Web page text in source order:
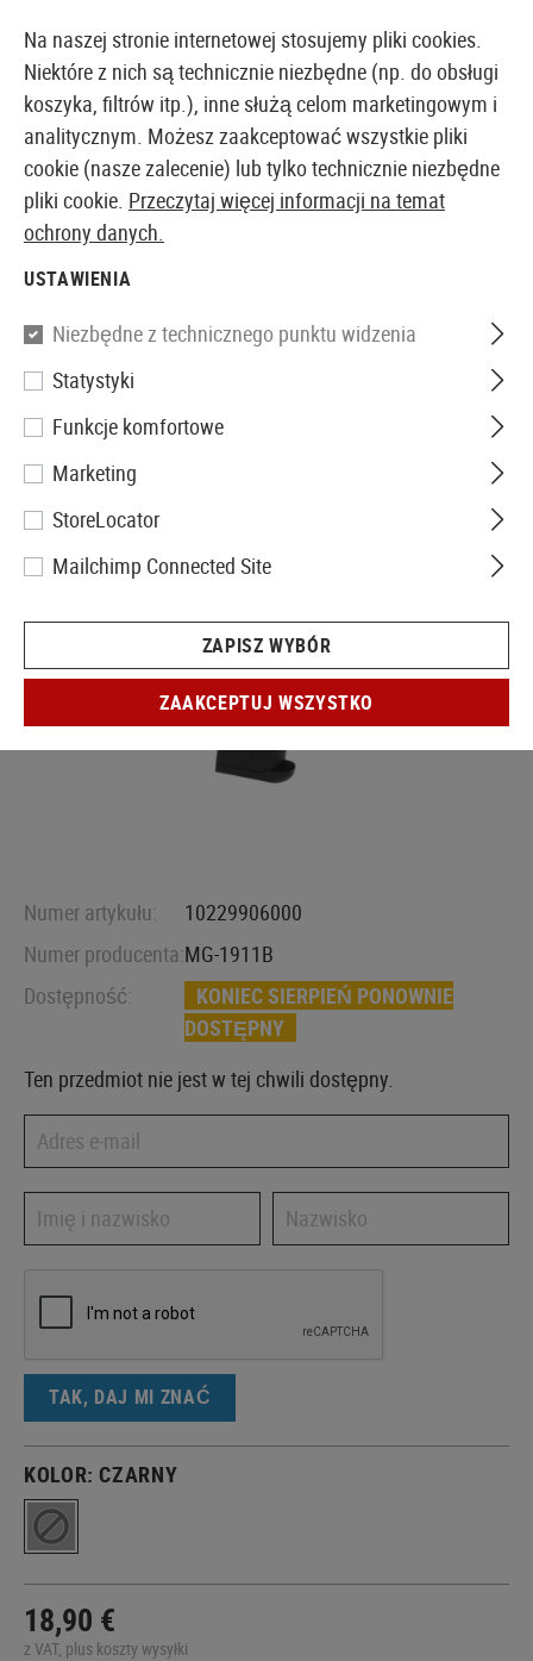
EUROPEJSKI AIRSOFT SKLEP I HURTOWNIA
Strona główna
Magazin M1911 Tactical GBB
15rds
Numer artykułu:
10229906000
Numer producenta:MG-1911B
Dostępność:
KONIEC SIERPIEŃ PONOWNIE
DOSTĘPNY
Ten przedmiot nie jest w tej chwili dostępny.
TAK, DAJ MI ZNAĆ
KOLOR: CZARNY
18,90 €
z VAT, plus koszty wysyłki
Na naszej stronie internetowej stosujemy pliki cookies.
Niektóre z nich są technicznie niezbędne (np. do obsługi
koszyka, filtrów itp.), inne służą celom marketingowym i
analitycznym. Możesz zaakceptować wszystkie pliki
cookie (nasze zalecenie) lub tylko technicznie niezbędne
pliki cookie. Przeczytaj więcej informacji na temat
ochrony danych.
USTAWIENIA
Niezbędne z technicznego punktu widzenia
Statystyki
Funkcje komfortowe
Marketing
StoreLocator
Mailchimp Connected Site
ZAPISZ WYBÓR
ZAAKCEPTUJ WSZYSTKO